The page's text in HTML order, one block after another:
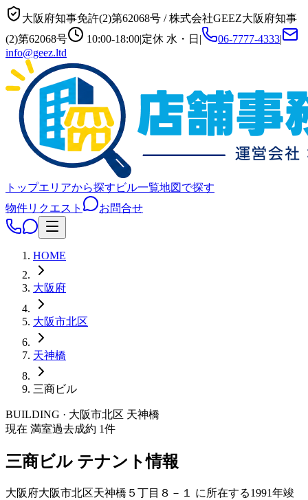
大阪府知事免許(2)第62068号 /株式会社GEEZ大阪府知事
(2)第62068号
10:00-18:00|定休 水・日 | 06-7777-4333|
info@geez.ltd
トップエリアから探す ビル一覧地図で探す
物件リクエスト
お問合せ
HOME
大阪府
大阪市北区
天神橋
三商ビル
BUILDING · 大阪市北区 天神橋
現在 満室過去成約 1件
三商ビル テナント情報
大阪府大阪市北区天神橋５丁目８－１ に所在する1991年竣